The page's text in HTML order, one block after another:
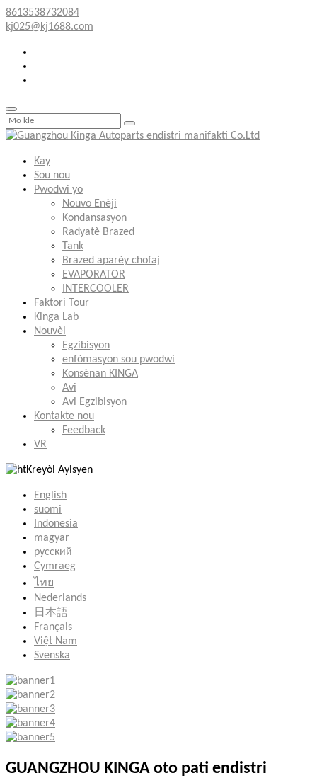
8613538732084
kj025@kj1688.com
Kay
Sou nou
Pwodwi yo
Nouvo Enèji
Kondansasyon
Radyatè Brazed
Tank
Brazed aparèy chofaj
EVAPORATOR
INTERCOOLER
Faktori Tour
Kinga Lab
Nouvèl
Egzibisyon
enfòmasyon sou pwodwi
Konsènan KINGA
Avi
Avi Egzibisyon
Kontakte nou
Feedback
VR
Kreyòl Ayisyen
English
suomi
Indonesia
magyar
русский
Cymraeg
ไทย
Nederlands
日本語
Français
Việt Nam
Svenska
GUANGZHOU KINGA oto pati endistri